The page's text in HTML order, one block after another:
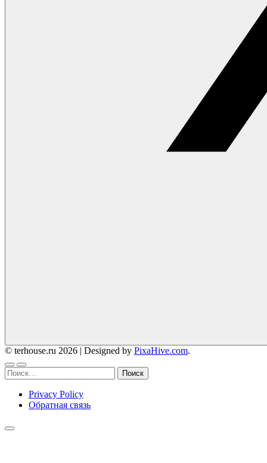
© terhouse.ru 2026 | Designed by PixaHive.com.
Найти:
Privacy Policy
Обратная связь